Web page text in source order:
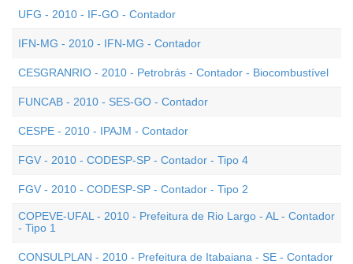
UFG - 2010 - IF-GO - Contador
IFN-MG - 2010 - IFN-MG - Contador
CESGRANRIO - 2010 - Petrobrás - Contador - Biocombustível
FUNCAB - 2010 - SES-GO - Contador
CESPE - 2010 - IPAJM - Contador
FGV - 2010 - CODESP-SP - Contador - Tipo 4
FGV - 2010 - CODESP-SP - Contador - Tipo 2
COPEVE-UFAL - 2010 - Prefeitura de Rio Largo - AL - Contador
- Tipo 1
CONSULPLAN - 2010 - Prefeitura de Itabaiana - SE - Contador